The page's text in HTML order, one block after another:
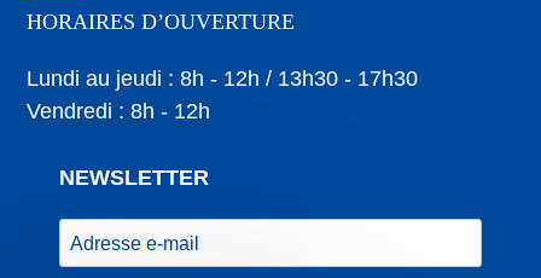
HORAIRES D’OUVERTURE
Lundi au jeudi : 8h - 12h / 13h30 - 17h30
Vendredi : 8h - 12h
NEWSLETTER